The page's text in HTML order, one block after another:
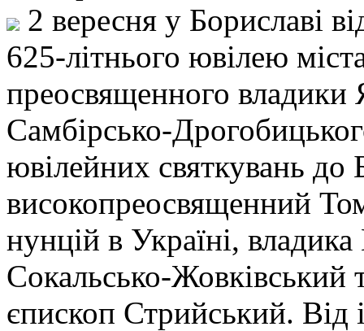
2 вересня у Бориславі
625-літнього ювілею
преосвященного владики
Самбірсько-
ювілейних святкувань до
високопреосвященний
нунцій в Україні,
Сокальсько-Жовківський
єпископ Стрийський. Від